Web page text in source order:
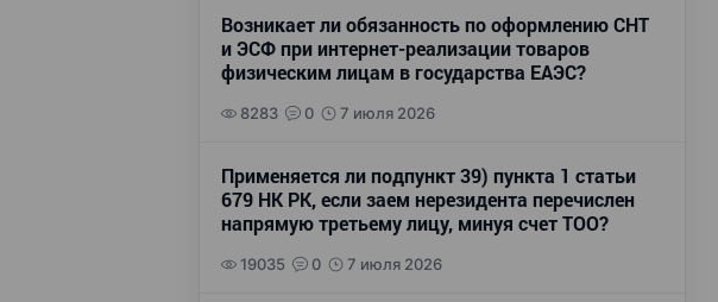
Возникает ли обязанность по оформлению СНТ
и ЭСФ при интернет-реализации товаров
физическим лицам в государства ЕАЭС?
8283 0 7 июля 2026
Применяется ли подпункт 39) пункта 1 статьи
679 НК РК, если заем нерезидента перечислен
напрямую третьему лицу, минуя счет ТОО?
19035 0 7 июля 2026